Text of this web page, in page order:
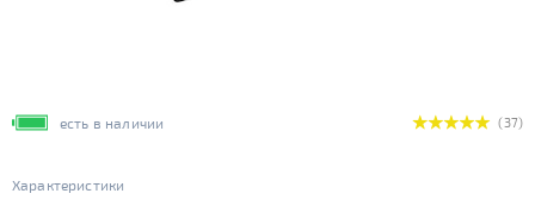
есть в наличии (37)
Характеристики